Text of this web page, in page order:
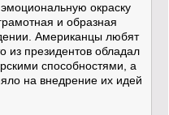
окраску
и образная
Американцы любят
из президентов обладал
способностями, а
на внедрение их идей